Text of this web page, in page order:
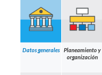
Datos generales
Planeamiento y
organización